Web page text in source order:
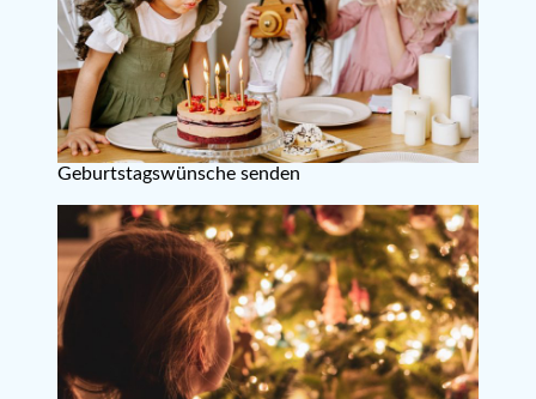
Geburtstagswünsche senden